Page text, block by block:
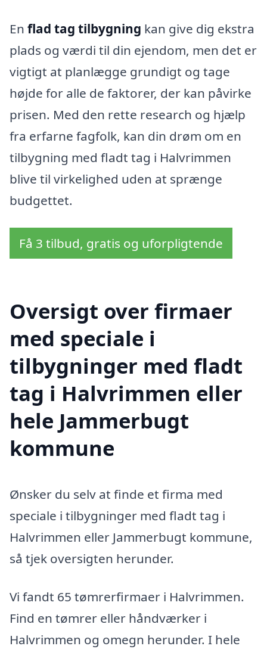
En flad tag tilbygning kan give dig ekstra
plads og værdi til din ejendom, men det er
vigtigt at planlægge grundigt og tage
højde for alle de faktorer, der kan påvirke
prisen. Med den rette research og hjælp
fra erfarne fagfolk, kan din drøm om en
tilbygning med fladt tag i Halvrimmen
blive til virkelighed uden at sprænge
budgettet.
Få 3 tilbud, gratis og uforpligtende
Oversigt over firmaer
med speciale i
tilbygninger med fladt
tag i Halvrimmen eller
hele Jammerbugt
kommune
Ønsker du selv at finde et firma med
speciale i tilbygninger med fladt tag i
Halvrimmen eller Jammerbugt kommune,
så tjek oversigten herunder.
Vi fandt 65 tømrerfirmaer i Halvrimmen.
Find en tømrer eller håndværker i
Halvrimmen og omegn herunder. I hele